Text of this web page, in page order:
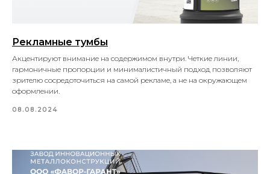
Рекламные тумбы
Акцентируют внимание на содержимом внутри. Четкие линии,
гармоничные пропорции и минималистичный подход позволяют
зрителю сосредоточиться на самой рекламе, а не на окружающем
оформлении.
08.08.2024